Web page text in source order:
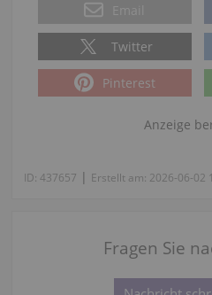
Email
Twitter
Pinterest
Anzeige
ID: 437657 | Erstellt am: 2026-06-02
Fragen Sie